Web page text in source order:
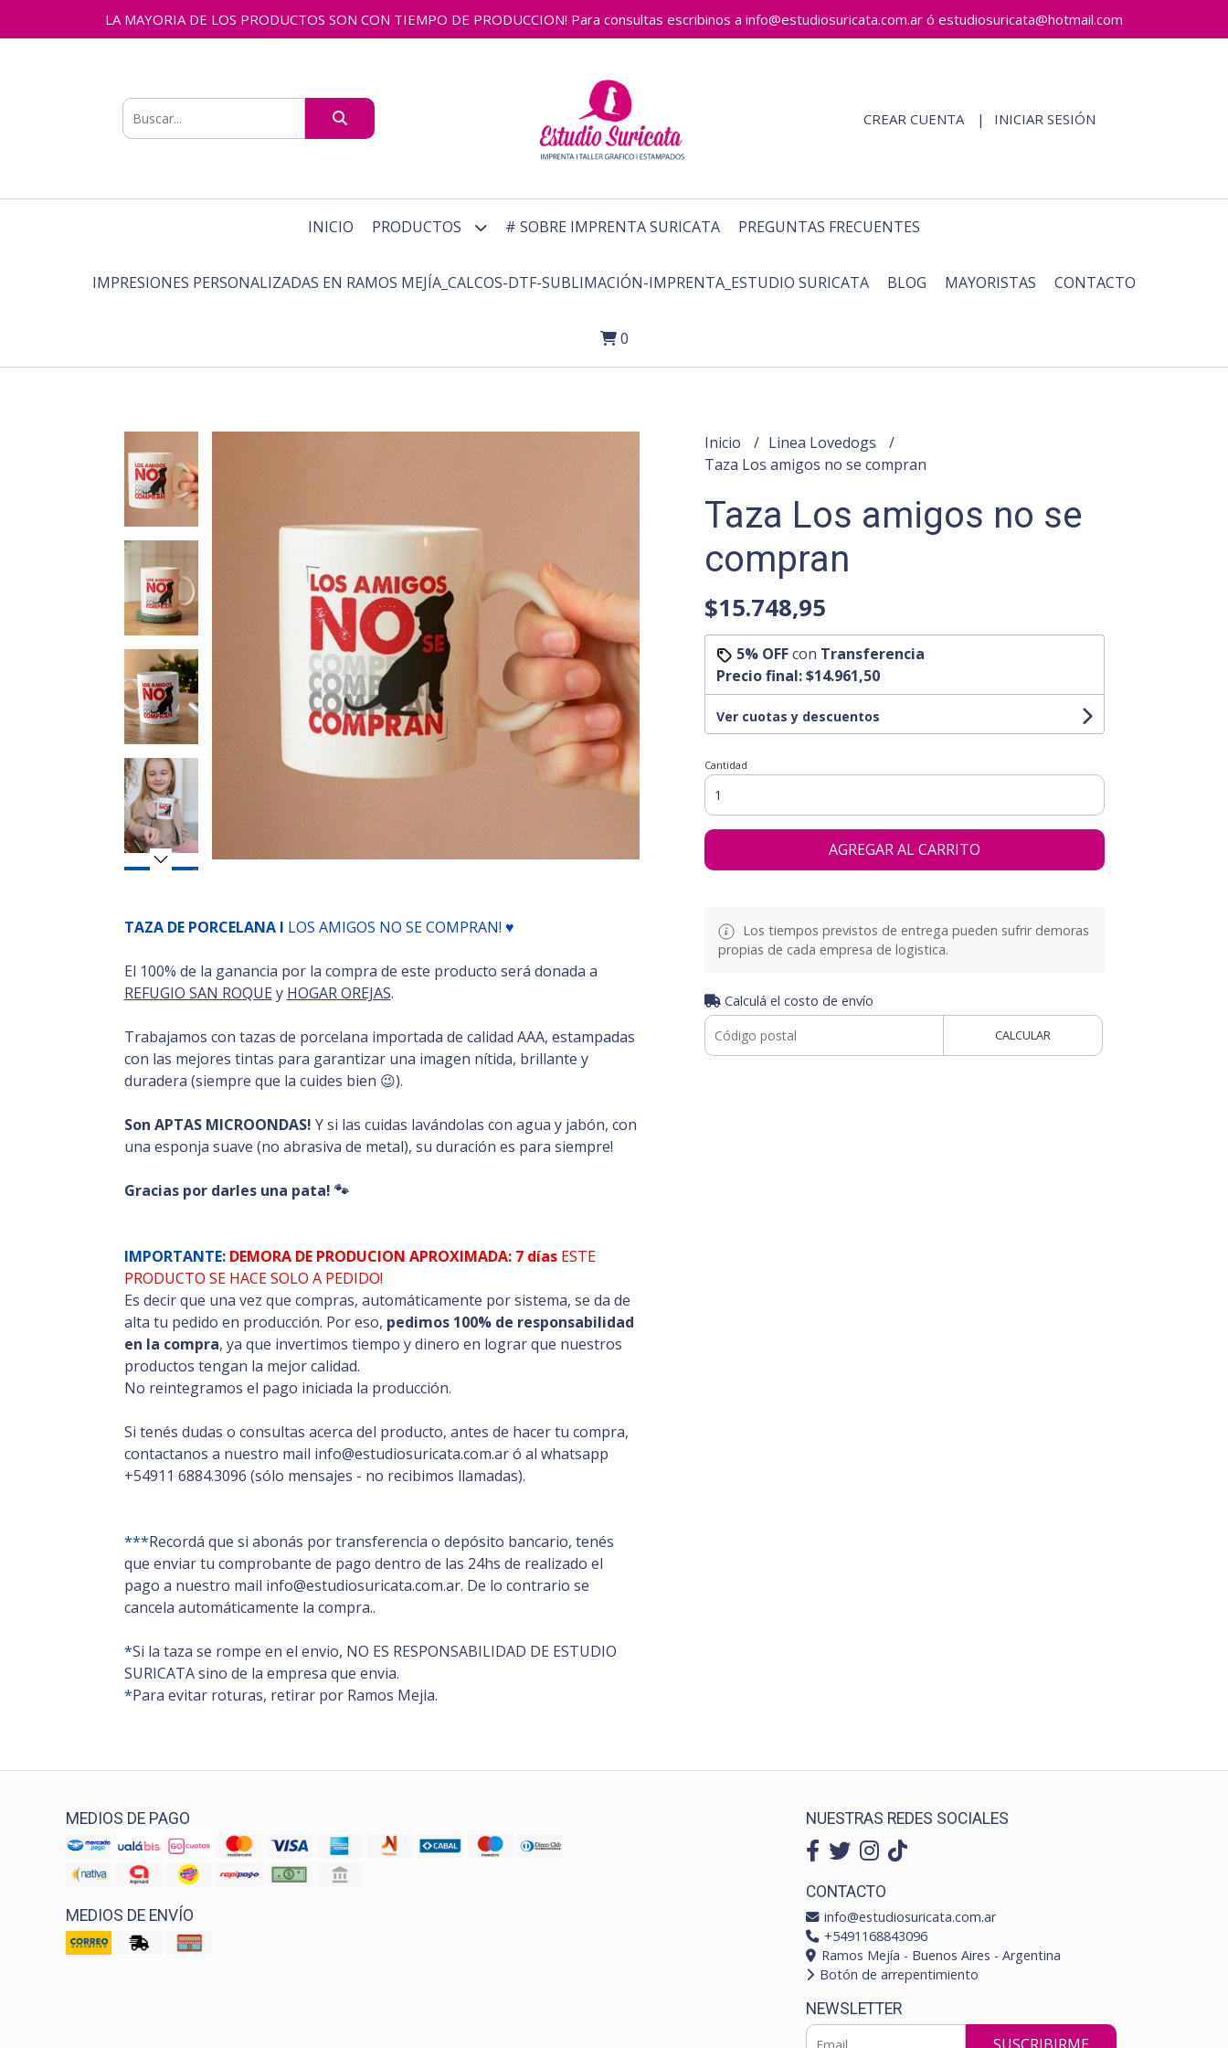
LA MAYORIA DE LOS PRODUCTOS SON CON TIEMPO DE PRODUCCION! Para consultas escribinos a info@estudiosuricata.com.ar ó estudiosuricata@hotmail.com
CREAR CUENTA INICIAR SESIÓN
INICIO PRODUCTOS # SOBRE IMPRENTA SURICATA PREGUNTAS FRECUENTES
IMPRESIONES PERSONALIZADAS EN RAMOS MEJÍA_CALCOS-DTF-SUBLIMACIÓN-IMPRENTA_ESTUDIO SURICATA BLOG MAYORISTAS CONTACTO
0
TAZA DE PORCELANA I LOS AMIGOS NO SE COMPRAN! ♥
El 100% de la ganancia por la compra de este producto será donada a
REFUGIO SAN ROQUE y HOGAR OREJAS.
Trabajamos con tazas de porcelana importada de calidad AAA, estampadas
con las mejores tintas para garantizar una imagen nítida, brillante y
duradera (siempre que la cuides bien 😉).
Son APTAS MICROONDAS! Y si las cuidas lavándolas con agua y jabón, con
una esponja suave (no abrasiva de metal), su duración es para siempre!
Gracias por darles una pata! 🐾
IMPORTANTE: DEMORA DE PRODUCION APROXIMADA: 7 días ESTE
PRODUCTO SE HACE SOLO A PEDIDO!
Es decir que una vez que compras, automáticamente por sistema, se da de
alta tu pedido en producción. Por eso, pedimos 100% de responsabilidad
en la compra, ya que invertimos tiempo y dinero en lograr que nuestros
productos tengan la mejor calidad.
No reintegramos el pago iniciada la producción.
Si tenés dudas o consultas acerca del producto, antes de hacer tu compra,
contactanos a nuestro mail info@estudiosuricata.com.ar ó al whatsapp
+54911 6884.3096 (sólo mensajes - no recibimos llamadas).
***Recordá que si abonás por transferencia o depósito bancario, tenés
que enviar tu comprobante de pago dentro de las 24hs de realizado el
pago a nuestro mail info@estudiosuricata.com.ar. De lo contrario se
cancela automáticamente la compra..
*Si la taza se rompe en el envio, NO ES RESPONSABILIDAD DE ESTUDIO
SURICATA sino de la empresa que envia.
*Para evitar roturas, retirar por Ramos Mejia.
Inicio
Linea Lovedogs
Taza Los amigos no se compran
Taza Los amigos no se
compran
$15.748,95
5% OFFcon Transferencia
Precio final:$14.961,50
Ver cuotas y descuentos
Cantidad
AGREGAR AL CARRITO
Los tiempos previstos de entrega pueden sufrir demoras
propias de cada empresa de logistica.
Calculá el costo de envío
CALCULAR
MEDIOS DE PAGO
MEDIOS DE ENVÍO
NUESTRAS REDES SOCIALES
CONTACTO
info@estudiosuricata.com.ar
+5491168843096
Ramos Mejía - Buenos Aires - Argentina
Botón de arrepentimiento
NEWSLETTER